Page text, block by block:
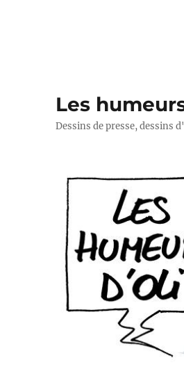
Les
Dessins de presse, dessins